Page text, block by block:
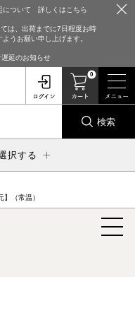
について 詳しくはこちら
は、出荷までに7日程度お時
うお願い申し上げます。
遅延のお知らせ
0
検索
択する
（常温）